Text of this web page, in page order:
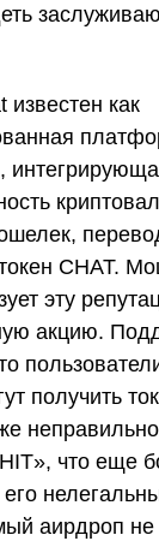
как
CHAT.
эту
акцию.
получить
что еще
аирдроп не